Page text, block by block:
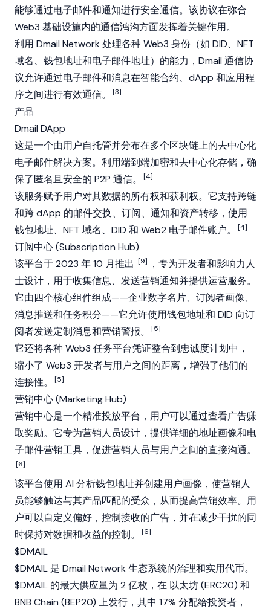
能够通过电子邮件和通知进行安全通信。该协议在弥合
Web3 基础设施内的通信鸿沟方面发挥着关键作用。
利用 Dmail Network 处理各种 Web3 身份（如 DID、NFT
域名、钱包地址和电子邮件地址）的能力，Dmail 通信协
议允许通过电子邮件和消息在智能合约、dApp 和应用程
序之间进行有效通信。
[3]
产品
Dmail DApp
这是一个由用户自托管并分布在多个区块链上的去中心化
电子邮件解决方案。利用端到端加密和去中心化存储，确
保了匿名且安全的 P2P 通信。
[4]
该服务赋予用户对其数据的所有权和获利权。它支持跨链
和跨 dApp 的邮件交换、订阅、通知和资产转移，使用
钱包地址、 NFT 域名、DID 和 Web2 电子邮件账户。 [4]
订阅中心 (Subscription Hub)
该平台于 2023 年 10 月推出 [9]
，专为开发者和影响力人
士设计，用于收集信息、发送营销通知并提供运营服务。
它由四个核心组件组成——企业数字名片、订阅者画像、
消息推送和任务积分——它允许使用钱包地址和 DID 向订
阅者发送定制消息和营销警报。
[5]
它还将各种 Web3 任务平台凭证整合到忠诚度计划中，
缩小了 Web3 开发者与用户之间的距离，增强了他们的
连接性。
[5]
营销中心 (Marketing Hub)
营销中心是一个精准投放平台，用户可以通过查看广告赚
取奖励。它专为营销人员设计，提供详细的地址画像和电
子邮件营销工具，促进营销人员与用户之间的直接沟通。
[6]
该平台使用 AI 分析钱包地址并创建用户画像，使营销人
员能够触达与其产品匹配的受众，从而提高营销效率。用
户可以自定义偏好，控制接收的广告，并在减少干扰的同
时保持对数据和收益的控制。
[6]
$DMAIL
$DMAIL 是 Dmail Network 生态系统的治理和实用代币。
$DMAIL 的最大供应量为 2 亿枚，在 以太坊(ERC20) 和
BNB Chain (BEP20) 上发行，其中 17% 分配给投资者，